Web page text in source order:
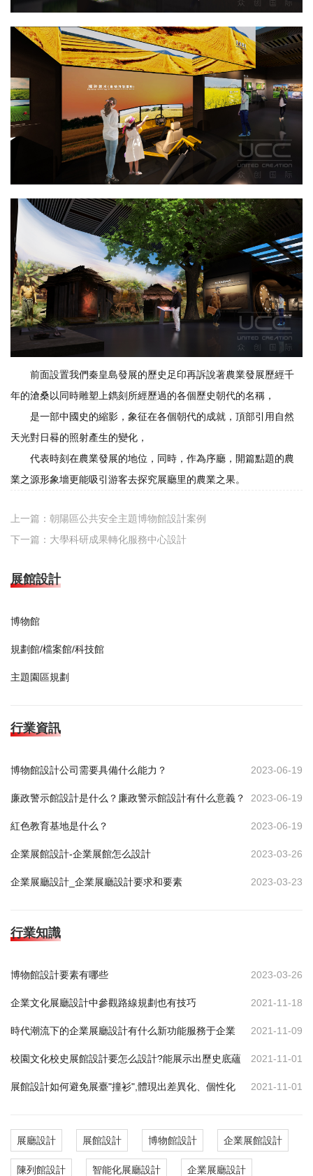
前面設置我們秦皇島發展的歷史足印再訴說著農業發展歷經千
年的滄桑以同時雕塑上鐫刻所經歷過的各個歷史朝代的名稱，
是一部中國史的縮影，象征在各個朝代的成就，頂部引用自然
天光對日晷的照射產生的變化，
代表時刻在農業發展的地位，同時，作為序廳，開篇點題的農
業之源形象墻更能吸引游客去探究展廳里的農業之果。
上一篇： 朝陽區公共安全主題博物館設計案例
下一篇： 大學科研成果轉化服務中心設計
展館設計
博物館
規劃館/檔案館/科技館
主題園區規劃
行業資訊
博物館設計公司需要具備什么能力？ 2023-06-19
廉政警示館設計是什么？廉政警示館設計有什么意義？ 2023-06-19
紅色教育基地是什么？ 2023-06-19
企業展館設計-企業展館怎么設計 2023-03-26
企業展廳設計_企業展廳設計要求和要素 2023-03-23
行業知識
博物館設計要素有哪些 2023-03-26
企業文化展廳設計中參觀路線規劃也有技巧 2021-11-18
時代潮流下的企業展廳設計有什么新功能服務于企業 2021-11-09
校園文化校史展館設計要怎么設計?能展示出歷史底蘊 2021-11-01
展館設計如何避免展臺"撞衫",體現出差異化、個性化 2021-11-01
展廳設計 展館設計 博物館設計 企業展館設計
陳列館設計 智能化展廳設計 企業展廳設計